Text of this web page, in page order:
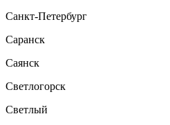
Санкт-Петербург
Саранск
Саянск
Светлогорск
Светлый